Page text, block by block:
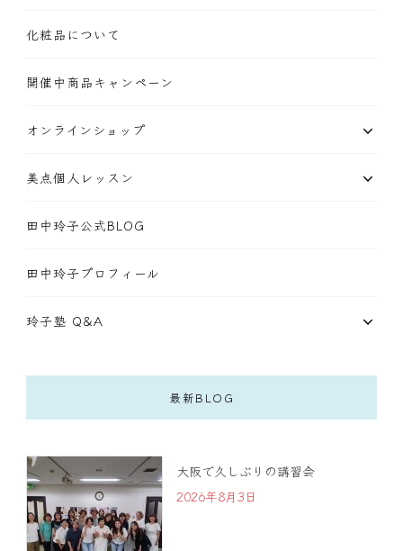
化粧品について
開催中商品キャンペーン
オンラインショップ
美点個人レッスン
田中玲子公式BLOG
田中玲子プロフィール
玲子塾 Q&A
最新BLOG
大阪で久しぶりの講習会
2026年8月3日